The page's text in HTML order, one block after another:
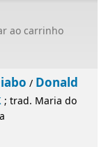
ao carrinho
/ Donald
; trad. Maria do